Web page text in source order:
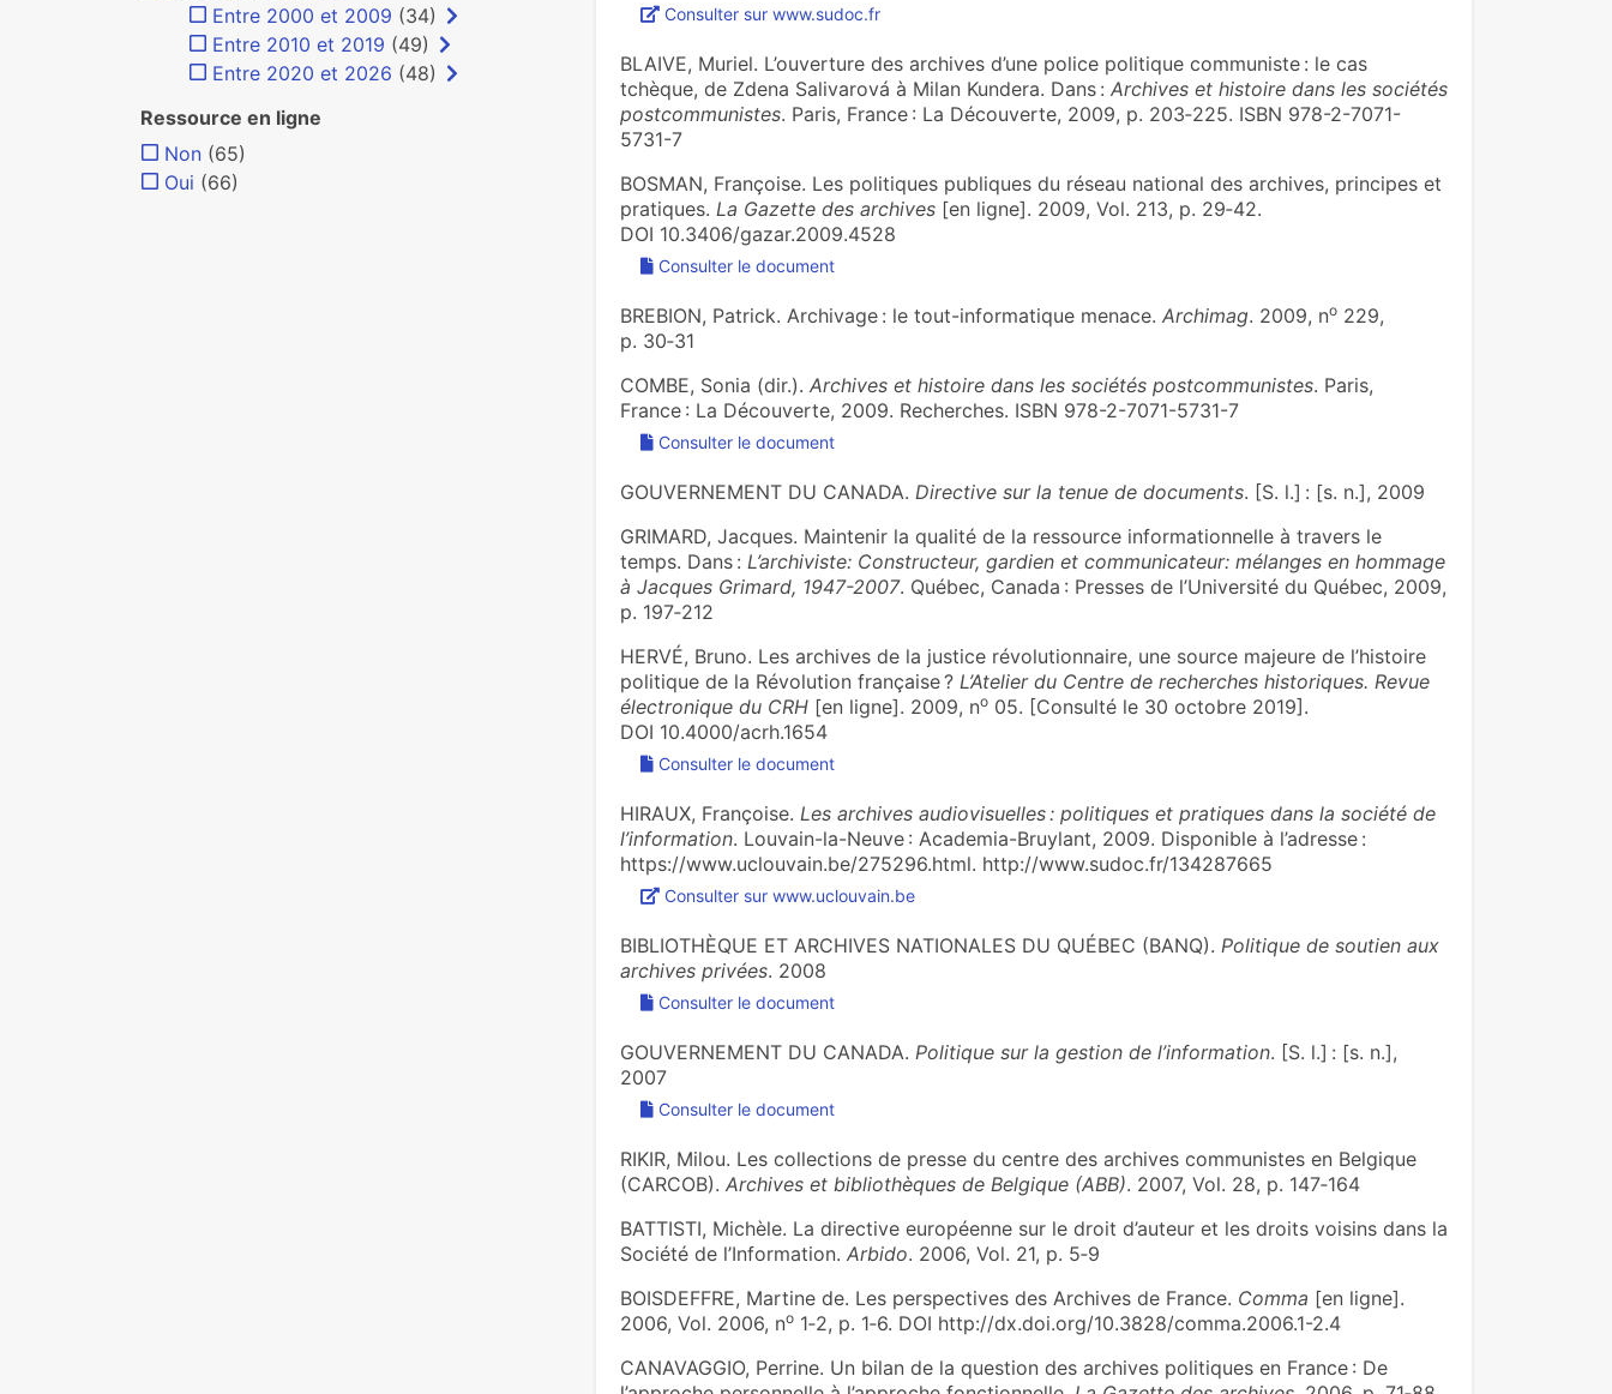
Consulter sur www.sudoc.fr
BLAIVE, Muriel. L’ouverture des archives d’une police politique communiste : le cas
tchèque, de Zdena Salivarová à Milan Kundera. Dans : Archives et histoire dans les sociétés
postcommunistes. Paris, France : La Découverte, 2009, p. 203‑225. ISBN 978-2-7071-
5731-7
BOSMAN, Françoise. Les politiques publiques du réseau national des archives, principes et
pratiques. La Gazette des archives[en ligne]. 2009, Vol. 213, p. 29‑42.
DOI 10.3406/gazar.2009.4528
Consulter le document
BREBION, Patrick. Archivage : le tout-informatique menace. Archimag. 2009, no229,
p. 30‑31
COMBE, Sonia (dir.). Archives et histoire dans les sociétés postcommunistes. Paris,
France : La Découverte, 2009. Recherches. ISBN 978-2-7071-5731-7
Consulter le document
GOUVERNEMENT DU CANADA. Directive sur la tenue de documents. [S. l.] : [s. n.], 2009
GRIMARD, Jacques. Maintenir la qualité de la ressource informationnelle à travers le
temps. Dans : L’archiviste: Constructeur, gardien et communicateur: mélanges en hommage
à Jacques Grimard, 1947-2007. Québec, Canada : Presses de l’Université du Québec, 2009,
p. 197‑212
HERVÉ, Bruno. Les archives de la justice révolutionnaire, une source majeure de l’histoire
politique de la Révolution française ? L’Atelier du Centre de recherches historiques. Revue
électronique du CRH[en ligne]. 2009, no05. [Consulté le 30 octobre 2019].
DOI 10.4000/acrh.1654
Consulter le document
HIRAUX, Françoise. Les archives audiovisuelles : politiques et pratiques dans la société de
l’information. Louvain-la-Neuve : Academia-Bruylant, 2009. Disponible à l’adresse :
https://www.uclouvain.be/275296.html. http://www.sudoc.fr/134287665
Consulter sur www.uclouvain.be
BIBLIOTHÈQUE ET ARCHIVES NATIONALES DU QUÉBEC (BANQ). Politique de soutien aux
archives privées. 2008
Consulter le document
GOUVERNEMENT DU CANADA. Politique sur la gestion de l’information. [S. l.] : [s. n.],
2007
Consulter le document
RIKIR, Milou. Les collections de presse du centre des archives communistes en Belgique
(CARCOB). Archives et bibliothèques de Belgique (ABB). 2007, Vol. 28, p. 147‑164
BATTISTI, Michèle. La directive européenne sur le droit d’auteur et les droits voisins dans la
Société de l’Information. Arbido. 2006, Vol. 21, p. 5‑9
BOISDEFFRE, Martine de. Les perspectives des Archives de France. Comma [en ligne].
2006, Vol. 2006, no1‑2, p. 1‑6. DOI http://dx.doi.org/10.3828/comma.2006.1-2.4
CANAVAGGIO, Perrine. Un bilan de la question des archives politiques en France : De
Entre 2000 et 2009 (34)
Entre 2010 et 2019 (49)
Entre 2020 et 2026 (48)
Ressource en ligne
Non (65)
Oui (66)